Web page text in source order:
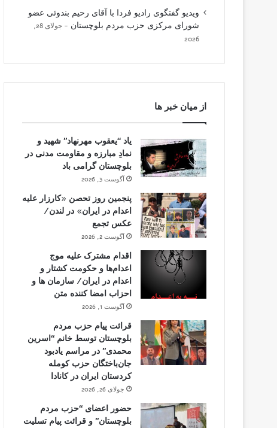
ویدیو گفتگوی رادیو فردا با آقای رحیم بندوئی عضو
شورای مرکزی حزب مردم بلوچستان
جولای 28,
2026
از میان خبر ها
یاد “یعقوب مهرنهاد” شهید و
نمادِ مبارزه و مقاومت مدنی در
بلوچستان گرامی باد
آگوست 3, 2026
پنجمین روز تحصن «کارزار علیه
اعدام در ایران» در لندن/
عکس تجمع
آگوست 2, 2026
اقدام مشترک علیه موج
اعدام‌ها و حکومت کشتار و
اعدام در ایران/ سازمان ها و
احزاب امضا کننده متن
آگوست 1, 2026
قرائت پیام حزب مردم
بلوچستان توسط خانم “اسرین
محمدی” در مراسم یادبود
جان‌باختگان حزب کومله
کردستان ایران در کانادا
جولای 26, 2026
حضور اعضای “حزب مردم
بلوچستان” و قرائت پیام تسلیت